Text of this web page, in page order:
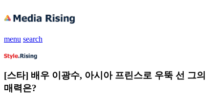
menu search
[스타] 배우 이광수, 아시아 프린스로 우뚝 선 그의
매력은?